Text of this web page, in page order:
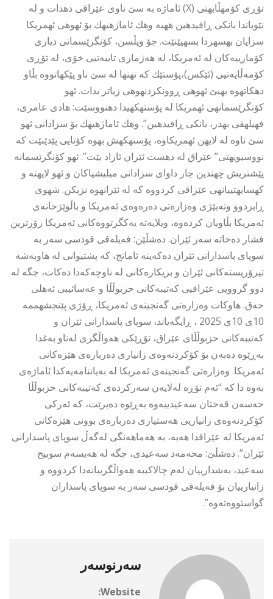
تۆڕی كۆمهڵایهتی (X) ئاماژه به سێ ناوى عێراقی دهدات و له
نێویاندا بانكى ڕافیدهین ههیه وهك ئاماژهیهك بۆ ئهوهى ئهمریكا
سزایان بهسهردا بسهپێنێت. جۆ ویڵسن، كۆنگرێسمانی دیاری
كۆمارییەكان لە ئەمریكا، لە هەژماری تایبەتیی خۆی، لە تۆڕی
كۆمەڵایەتیی (ئێكس)،پۆستێك كه تهنها له سێ ناو پێكهاتووه بڵاو
دهكاتهوه بهبێ ئهوهى ڕوونكردنهوهى زیاتر بدات. ئهو
كۆنگرێسمانهى ئهمریكا له پۆستهكهیدا دهنووسێت: هادی عامرى،
فهیلهقی بهدر، بانكى ڕافیدهین”. وهك ئاماژهیهك بۆ سزادانى ئهو
سێ ناوه له لایهن ئهمریكاوه، پۆستهكهش بهوه كۆتایی پێدێنێت كه
نووسیویهتى” عێراق له دهست ئێران ئازاد بێت”. ئهو كۆنگرێسمانه
پێشتریش چهندین جار داواى سزادانى میلیشیاكان و ئهو لایهنه و
كهسایهتییانهى عێراقی كردووه كه له ئێرانهوه نزیكن. شهوی
ڕابردوو وتەبێژی وەزارەتی دەرەوەی ئەمریکا و باڵوێزخانەی
ئەمریکا بڵاویان کردەوە، ویلایەتە یەکگرتووەکانی ئەمریکا زۆرترین
فشار دەخاتە سەر ئێران. دەشڵێن: فەیلەقی قودسی سەر بە
سوپای پاسدارانی ئێران دەکەینە ئامانج، کە پشتیوانی لە هاوبەشە
تیرۆریستەکانی ئێران و بریکارەکانی لە ناوچەکەدا دەکات، جگە لە
دوو گرووپی عێراقیی کەتیبەکانی حزبوڵڵا و عەسائیبی ئەهلی
حەق. هاوكات وەزارەتی گەنجینەی ئەمریکا، ڕۆژی پێنجشهممه
10ى 10ى 2025 ، ڕایگەیاند، سوپای پاسدارانی ئێران و
کەتیبەکانی حزبوڵڵای عێراق، تۆڕێکی هەواڵگری لەناو بەغدا
بەڕێوە دەبەن بۆ کۆکردنەوەی زانیاری دەربارەی هێزەکانی
ئەمریکا. وەزارەتی گەنجینەی ئەمریکا لە بەیاننامەیەکدا ئاماژەی
بەوە دا کە “ئەم تۆڕە لەلایەن سەرکردەی کەتیبەکانی حزبوڵڵا
حەسەن قەحتان سەعیدییەوە بەڕێوە دەبرێت، کە ئەرکی
کۆکردنەوەی زانیاریی هەستیاری دەربارەی بوونی هێزەکانی
ئەمریکا لە عێراقدا هەیە، بە هەماهەنگی لەگەڵ سوپای پاسدارانی
ئێران”. دەشڵێ: محەمەد سەعیدی، جگە لە هەیسەم سوبیح
سەعید، بەشدارییان لەم چالاکییە هەواڵگرییانەدا کردووە و
زانیارییان بۆ فەیلەقی قودسی سەر بە سوپای پاسداران
گواستووەتەوە”.
سەرنوسەر
Website: